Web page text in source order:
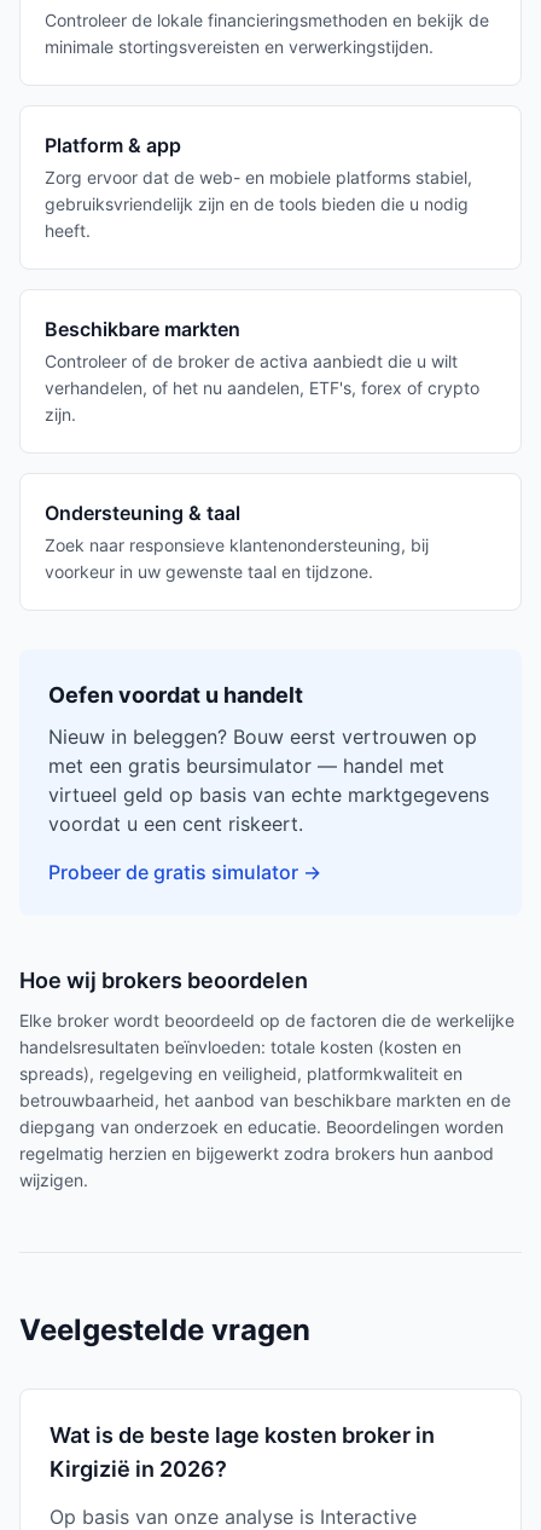
Controleer de lokale financieringsmethoden en bekijk de
minimale stortingsvereisten en verwerkingstijden.
Platform & app
Zorg ervoor dat de web- en mobiele platforms stabiel,
gebruiksvriendelijk zijn en de tools bieden die u nodig
heeft.
Beschikbare markten
Controleer of de broker de activa aanbiedt die u wilt
verhandelen, of het nu aandelen, ETF's, forex of crypto
zijn.
Ondersteuning & taal
Zoek naar responsieve klantenondersteuning, bij
voorkeur in uw gewenste taal en tijdzone.
Oefen voordat u handelt
Nieuw in beleggen? Bouw eerst vertrouwen op
met een gratis beursimulator — handel met
virtueel geld op basis van echte marktgegevens
voordat u een cent riskeert.
Probeer de gratis simulator →
Hoe wij brokers beoordelen
Elke broker wordt beoordeeld op de factoren die de werkelijke
handelsresultaten beïnvloeden: totale kosten (kosten en
spreads), regelgeving en veiligheid, platformkwaliteit en
betrouwbaarheid, het aanbod van beschikbare markten en de
diepgang van onderzoek en educatie. Beoordelingen worden
regelmatig herzien en bijgewerkt zodra brokers hun aanbod
wijzigen.
Veelgestelde vragen
Wat is de beste lage kosten broker in
Kirgizië in 2026?
Op basis van onze analyse is Interactive